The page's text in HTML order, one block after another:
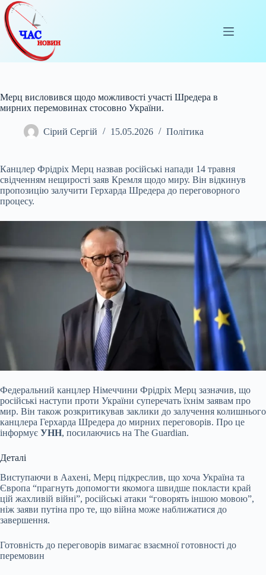
Перейти
до
вмісту
Мерц висловився щодо можливості участі Шредера в
мирних перемовинах стосовно України.
Сірий Сергій 15.05.2026 Політика
Канцлер Фрідріх Мерц назвав російські напади 14 травня
свідченням нещирості заяв Кремля щодо миру. Він відкинув
пропозицію залучити Герхарда Шредера до переговорного
процесу.
Федеральний канцлер Німеччини Фрідріх Мерц зазначив, що
російські наступи проти України суперечать їхнім заявам про
мир. Він також розкритикував заклики до залучення колишнього
канцлера Герхарда Шредера до мирних переговорів. Про це
інформує УНН, посилаючись на The Guardian.
Деталі
Виступаючи в Аахені, Мерц підкреслив, що хоча Україна та
Європа “прагнуть допомогти якомога швидше покласти край
цій жахливій війні”, російські атаки “говорять іншою мовою”,
ніж заяви путіна про те, що війна може наближатися до
завершення.
Готовність до переговорів вимагає взаємної готовності до
перемовин